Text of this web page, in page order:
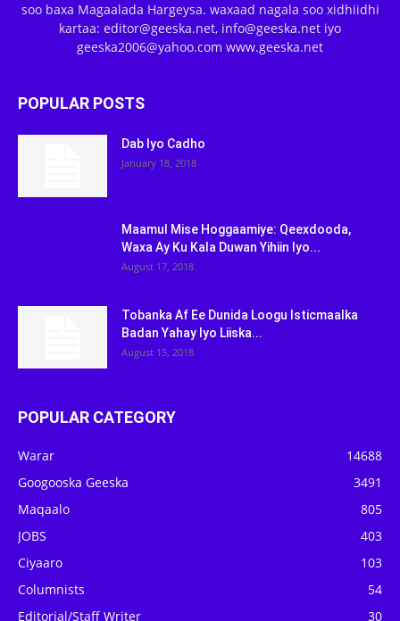
soo baxa Magaalada Hargeysa. waxaad nagala soo xidhiidhi
kartaa: editor@geeska.net, info@geeska.net iyo
geeska2006@yahoo.com www.geeska.net
POPULAR POSTS
Dab Iyo Cadho
January 18, 2018
Maamul Mise Hoggaamiye: Qeexdooda,
Waxa Ay Ku Kala Duwan Yihiin Iyo...
August 17, 2018
Tobanka Af Ee Dunida Loogu Isticmaalka
Badan Yahay Iyo Liiska...
August 15, 2018
POPULAR CATEGORY
Warar
14688
Googooska Geeska
3491
Maqaalo
805
JOBS
403
Ciyaaro
103
Columnists
54
Editorial/Staff Writer
30